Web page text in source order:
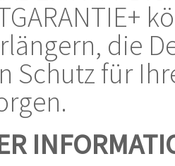
die
Schutz für